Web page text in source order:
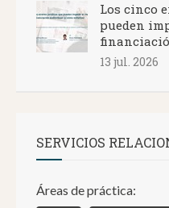
Los cinco
pueden
13 jul. 2026
SERVICIOS
Áreas de práctica: